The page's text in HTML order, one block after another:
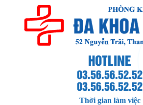
HOTLINE
03.56.56.52.52
03.56.56.52.52
Thời gian làm việc